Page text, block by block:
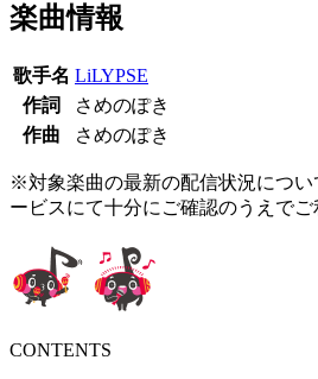
楽曲情報
歌手名 LiLYPSE
作詞
さめのぽき
作曲
さめのぽき
※対象楽曲の最新の配信状況につい
ービスにて十分にご確認のうえでご
CONTENTS